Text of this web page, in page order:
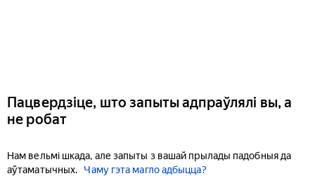
Пацвердзіце, што запыты адпраўлялі вы, а
не робат
Нам вельмі шкада, але запыты з вашай прылады падобныя да
аўтаматычных.
Чаму гэта магло адбыцца?